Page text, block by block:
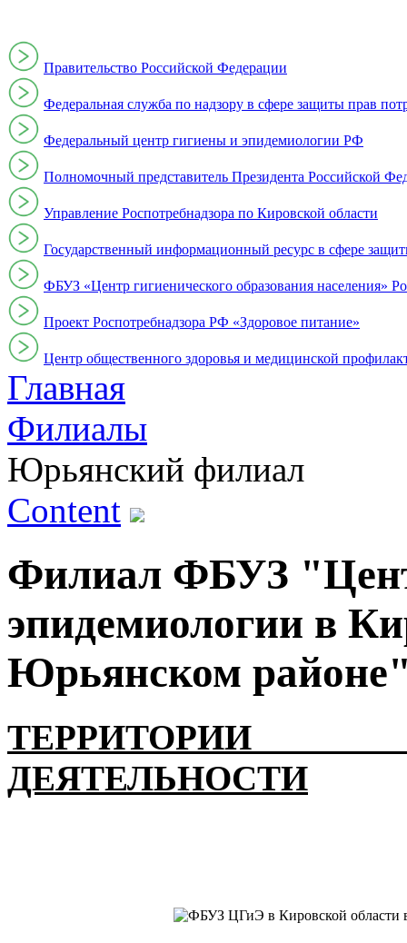
Правительство Российской Федерации
Федеральная служба по надзору в сфере защиты прав
Федеральный центр гигиены и эпидемиологии РФ
Полномочный представитель Президента Российской
Управление Роспотребнадзора по Кировской области
Государственный информационный ресурс в сфере
ФБУЗ «Центр гигиенического образования населения»
Проект Роспотребнадзора РФ «Здоровое питание»
Центр общественного здоровья и медицинской
Главная
Филиалы
Юрьянский филиал
Content
Филиал ФБУЗ
эпидемиологии в
Юрьянском
ТЕРРИТОРИИ
ДЕЯТЕЛЬНОСТИ